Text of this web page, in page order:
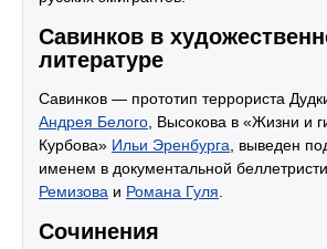
Савинков в
литературе
Савинков — прототип террориста
Андрея Белого , Высокова в «Жизни и
Курбова» Ильи Эренбурга , выведен
именем в документальной
Ремизова и Романа Гуля
Сочинения